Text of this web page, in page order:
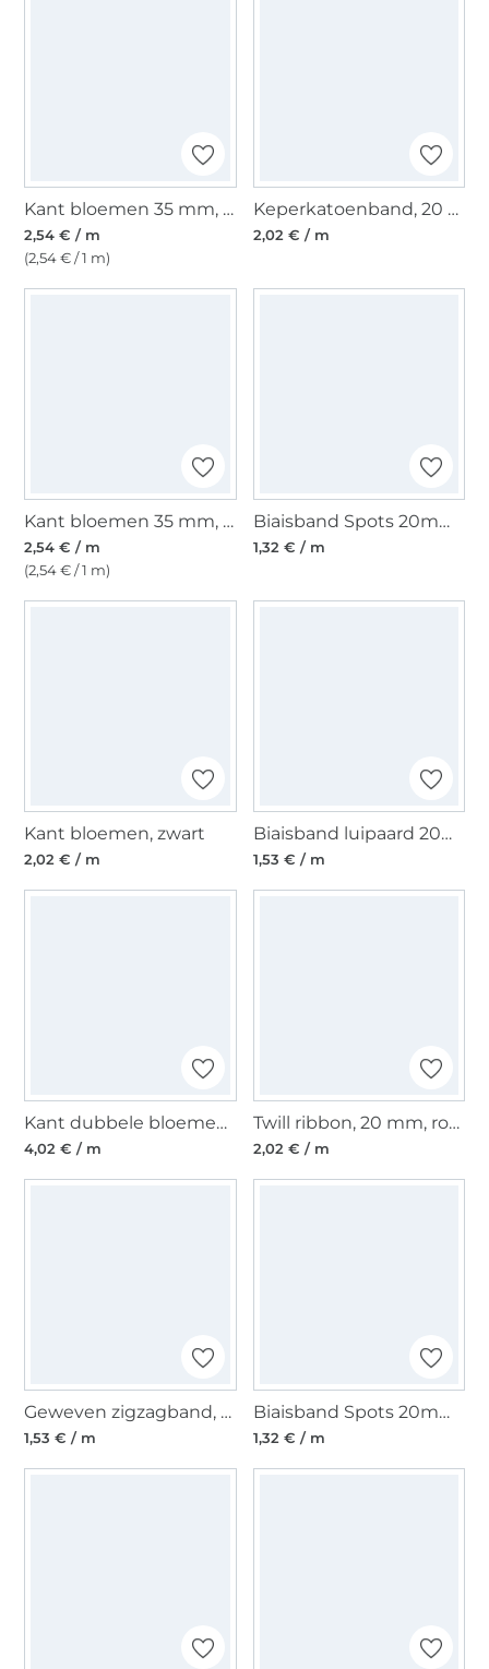
Kant bloemen 35 mm, wit
2,54 € / m
(2,54 € / 1 m)
Keperkatoenband, 20 mm, zwart
2,02 € / m
Kant bloemen 35 mm, roze
2,54 € / m
(2,54 € / 1 m)
Biaisband Spots 20mm, gebroken wit
1,32 € / m
Kant bloemen, zwart
2,02 € / m
Biaisband luipaard 20mm, lichtgrijs
1,53 € / m
Kant dubbele bloemen, donkerblauw
4,02 € / m
Twill ribbon, 20 mm, rood
2,02 € / m
Geweven zigzagband, 10 mm, blauw
1,53 € / m
Biaisband Spots 20mm, taupe
1,32 € / m